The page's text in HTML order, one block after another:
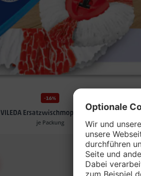
-16%
VILEDA Ersatzwischmoppköpfe*
je Packung